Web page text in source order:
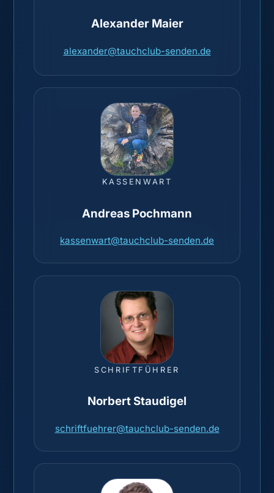
Alexander Maier
alexander@tauchclub-senden.de
KASSENWART
Andreas Pochmann
kassenwart@tauchclub-senden.de
SCHRIFTFÜHRER
Norbert Staudigel
schriftfuehrer@tauchclub-senden.de